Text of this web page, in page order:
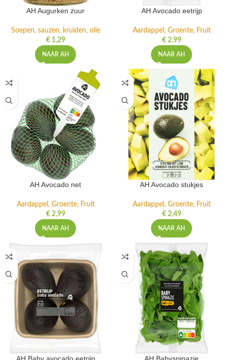
AH Augurken zuur
Soepen, sauzen, kruiden, olie
€1,29
NAAR AH
AH Avocado eetrijp
Aardappel, Groente, Fruit
€2,99
NAAR AH
AH Avocado net
Aardappel, Groente, Fruit
€2,99
NAAR AH
AH Avocado stukjes
Aardappel, Groente, Fruit
€2,49
NAAR AH